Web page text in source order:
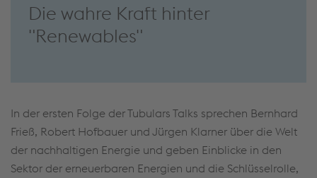
Die wahre Kraft hinter
"Renewables"
In der ersten Folge der Tubulars Talks sprechen Bernhard
Frieß, Robert Hofbauer und Jürgen Klarner über die Welt
der nachhaltigen Energie und geben Einblicke in den
Sektor der erneuerbaren Energien und die Schlüsselrolle,